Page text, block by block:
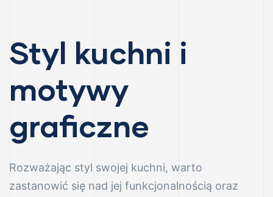
Styl kuchni i
motywy
graficzne
Rozważając styl swojej kuchni, warto
zastanowić się nad jej funkcjonalnością oraz